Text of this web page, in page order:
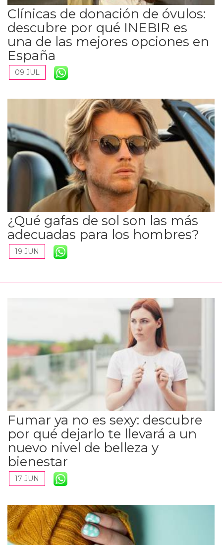
Clínicas de donación de óvulos:
descubre por qué INEBIR es
una de las mejores opciones en
España
09 JUL
¿Qué gafas de sol son las más
adecuadas para los hombres?
19 JUN
Fumar ya no es sexy: descubre
por qué dejarlo te llevará a un
nuevo nivel de belleza y
bienestar
17 JUN